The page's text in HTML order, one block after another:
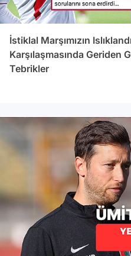
İstiklal Marşımızın
Karşılaşmasında Geriden
Tebrikler